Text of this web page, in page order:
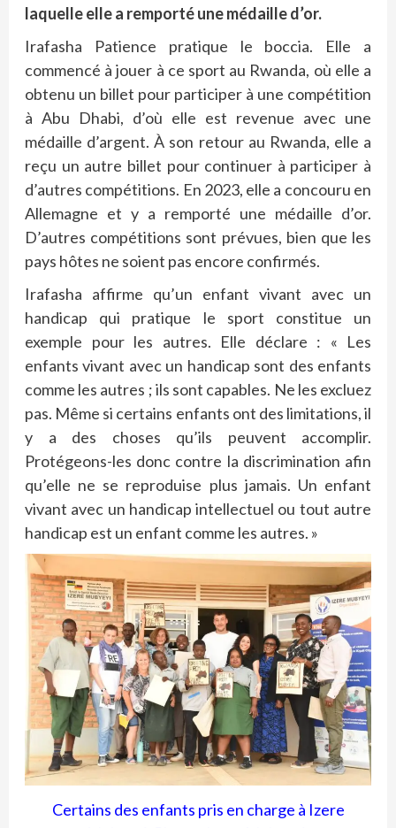
laquelle elle a remporté une médaille d’or.
Irafasha Patience pratique le boccia. Elle a
commencé à jouer à ce sport au Rwanda, où elle a
obtenu un billet pour participer à une compétition
à Abu Dhabi, d’où elle est revenue avec une
médaille d’argent. À son retour au Rwanda, elle a
reçu un autre billet pour continuer à participer à
d’autres compétitions. En 2023, elle a concouru en
Allemagne et y a remporté une médaille d’or.
D’autres compétitions sont prévues, bien que les
pays hôtes ne soient pas encore confirmés.
Irafasha affirme qu’un enfant vivant avec un
handicap qui pratique le sport constitue un
exemple pour les autres. Elle déclare : « Les
enfants vivant avec un handicap sont des enfants
comme les autres ; ils sont capables. Ne les excluez
pas. Même si certains enfants ont des limitations, il
y a des choses qu’ils peuvent accomplir.
Protégeons-les donc contre la discrimination afin
qu’elle ne se reproduise plus jamais. Un enfant
vivant avec un handicap intellectuel ou tout autre
handicap est un enfant comme les autres. »
Certains des enfants pris en charge à Izere